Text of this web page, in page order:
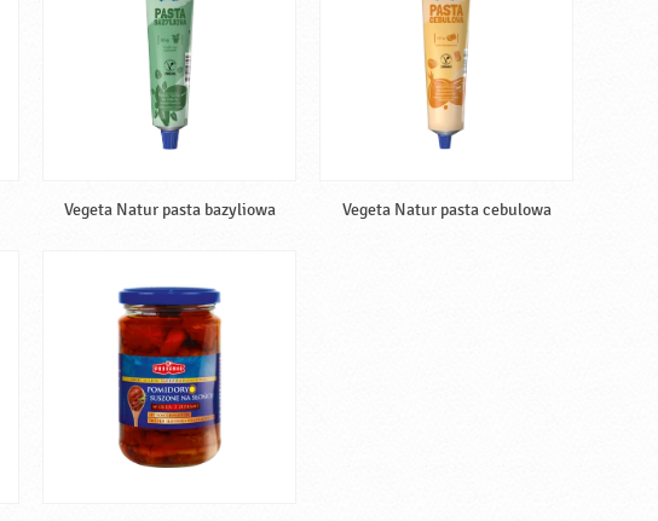
Vegeta Natur pasta bazyliowa Vegeta Natur pasta cebulowa